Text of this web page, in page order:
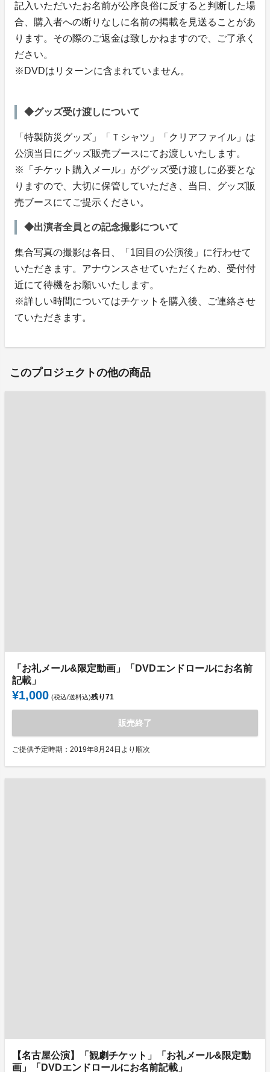
記入いただいたお名前が公序良俗に反すると判断した場
合、購入者への断りなしに名前の掲載を見送ることがあ
ります。その際のご返金は致しかねますので、ご了承く
ださい。
※DVDはリターンに含まれていません。
◆グッズ受け渡しについて
「特製防災グッズ」「Ｔシャツ」「クリアファイル」は
公演当日にグッズ販売ブースにてお渡しいたします。
※「チケット購入メール」がグッズ受け渡しに必要とな
りますので、大切に保管していただき、当日、グッズ販
売ブースにてご提示ください。
◆出演者全員との記念撮影について
集合写真の撮影は各日、「1回目の公演後」に行わせて
いただきます。アナウンスさせていただくため、受付付
近にて待機をお願いいたします。
※詳しい時間についてはチケットを購入後、ご連絡させ
ていただきます。
このプロジェクトの他の商品
「お礼メール&限定動画」「DVDエンドロールにお名前
記載」
¥1,000 (税込/送料込)残り71
販売終了
ご提供予定時期：2019年8月24日より順次
【名古屋公演】「観劇チケット」「お礼メール&限定動
画」「DVDエンドロールにお名前記載」